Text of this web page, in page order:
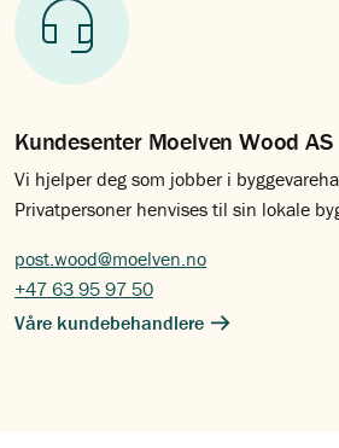
Kundesenter Moelven Wood AS
Vi hjelper deg som jobber i
Privatpersoner henvises til sin lokale
post.wood@moelven.no
+47 63 95 97 50
Våre kundebehandlere